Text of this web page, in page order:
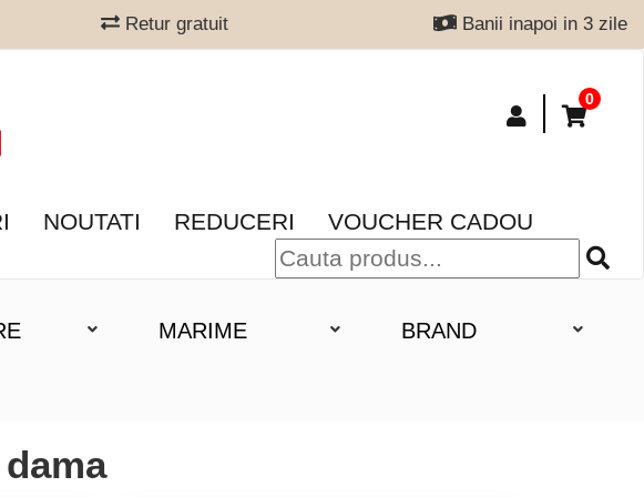
Retur gratuit Banii inapoi in 3 zile
0
NOUTATI REDUCERI VOUCHER CADOU
MARIME BRAND